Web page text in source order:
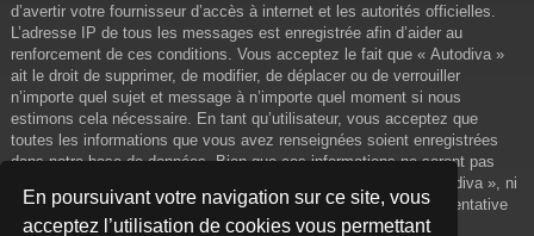
En poursuivant votre navigation sur ce site, vous
acceptez l’utilisation de cookies vous permettant
d’avertir votre fournisseur d’accès à internet et les autorités officielles.
L’adresse IP de tous les messages est enregistrée afin d’aider au
renforcement de ces conditions. Vous acceptez le fait que « Autodiva »
ait le droit de supprimer, de modifier, de déplacer ou de verrouiller
n’importe quel sujet et message à n’importe quel moment si nous
estimons cela nécessaire. En tant qu’utilisateur, vous acceptez que
toutes les informations que vous avez renseignées soient enregistrées
dans notre base de données. Bien que ces informations ne seront pas
diffusées à une tierce partie sans votre consentement, ni « Autodiva », ni
phpBB, ne pourront être tenus comme responsables en cas de tentative
de piratage informatique visant à compromettre vos données.